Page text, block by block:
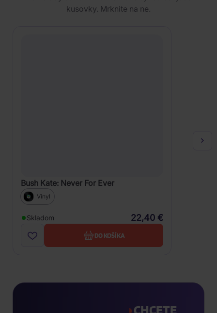
kusovky. Mrknite na ne.
Bush Kate: Never For Ever
Vinyl
Skladom 22,40 €
DO KOŠÍKA
CHCETE